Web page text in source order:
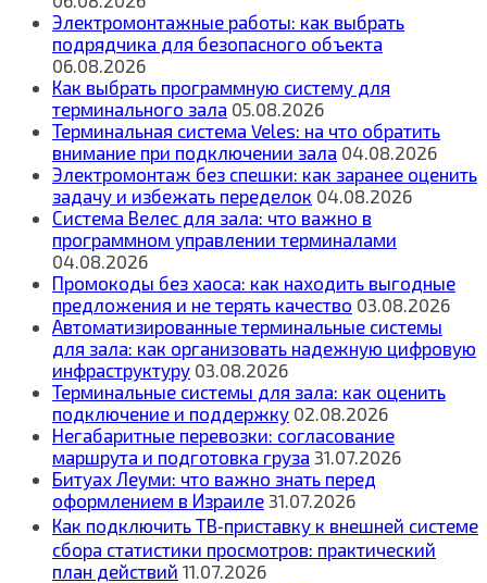
Электромонтажные работы: как выбрать
подрядчика для безопасного объекта
06.08.2026
Как выбрать программную систему для
терминального зала 05.08.2026
Терминальная система Veles: на что обратить
внимание при подключении зала 04.08.2026
Электромонтаж без спешки: как заранее оценить
задачу и избежать переделок 04.08.2026
Система Велес для зала: что важно в
программном управлении терминалами
04.08.2026
Промокоды без хаоса: как находить выгодные
предложения и не терять качество 03.08.2026
Автоматизированные терминальные системы
для зала: как организовать надежную цифровую
инфраструктуру 03.08.2026
Терминальные системы для зала: как оценить
подключение и поддержку 02.08.2026
Негабаритные перевозки: согласование
маршрута и подготовка груза 31.07.2026
Битуах Леуми: что важно знать перед
оформлением в Израиле 31.07.2026
Как подключить ТВ‑приставку к внешней системе
сбора статистики просмотров: практический
план действий 11.07.2026